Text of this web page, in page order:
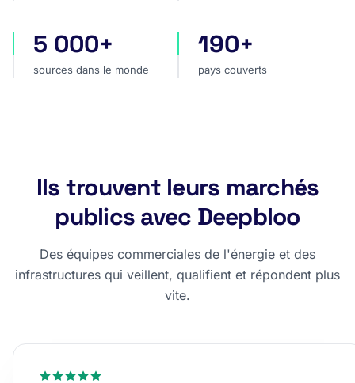
sources dans le monde
5 000+
sources dans le monde
pays couverts
190+
pays couverts
Ils trouvent leurs marchés
publics avec Deepbloo
Des équipes commerciales de l'énergie et des
infrastructures qui veillent, qualifient et répondent plus
vite.